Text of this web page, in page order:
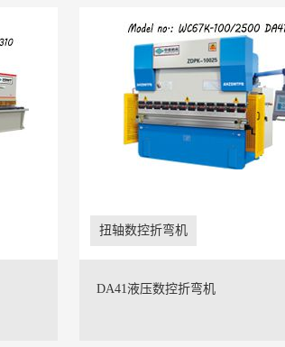
扭轴数控折弯机
DA41液压数控折弯机